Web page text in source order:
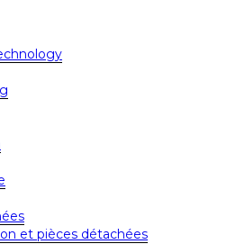
et pièces détachées